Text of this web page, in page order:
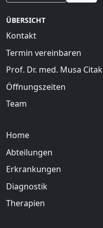
ÜBERSICHT
Kontakt
Termin vereinbaren
Prof. Dr. med. Musa Citak
Öffnungszeiten
Team
Home
Abteilungen
Erkrankungen
Diagnostik
Therapien